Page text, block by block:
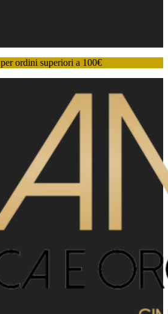
per ordini superiori a 100€